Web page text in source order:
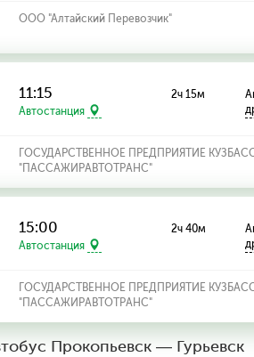
ООО "Алтайский Перевозчик"
11:15
Автостанция
2ч 15м
ГОСУДАРСТВЕННОЕ ПРЕДПРИЯТИЕ
"ПАССАЖИРАВТОТРАНС"
15:00
Автостанция
2ч 40м
ГОСУДАРСТВЕННОЕ ПРЕДПРИЯТИЕ
"ПАССАЖИРАВТОТРАНС"
Прокопьевск — Гурьевск